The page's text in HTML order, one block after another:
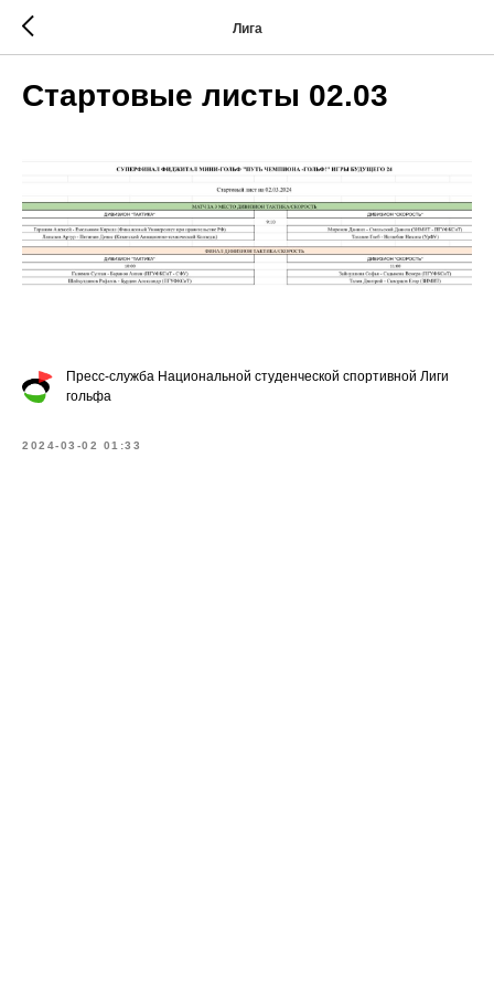
Лига
Стартовые листы 02.03
Пресс-служба Национальной студенческой спортивной Лиги
гольфа
2024-03-02 01:33